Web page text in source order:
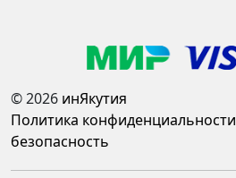
© 2026 инЯкутия
Политика конфиденциальности
безопасность